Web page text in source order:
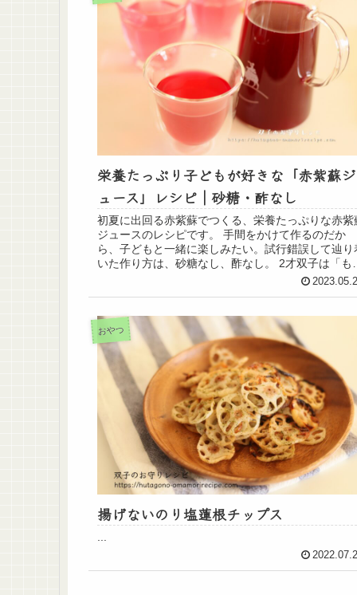
栄養たっぷり子どもが好きな「赤紫蘇ジ
ュース」レシピ｜砂糖・酢なし
初夏に出回る赤紫蘇でつくる、栄養たっぷりな赤紫
ジュースのレシピです。 手間をかけて作るのだか
ら、子どもと一緒に楽しみたい。試行錯誤して辿り
いた作り方は、砂糖なし、酢なし。 2才双子は「も
いっかい！」と何度もおかわりして飲んでいます。
おやつ
揚げないのり塩蓮根チップス